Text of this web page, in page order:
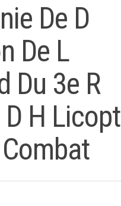
De D
De L
Du 3e R
H Licopt